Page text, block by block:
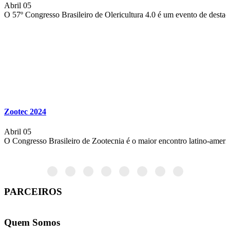
Abril 05
O 57º Congresso Brasileiro de Olericultura 4.0 é um evento de
Zootec 2024
Abril 05
O Congresso Brasileiro de Zootecnia é o maior encontro latino-
PARCEIROS
Quem Somos